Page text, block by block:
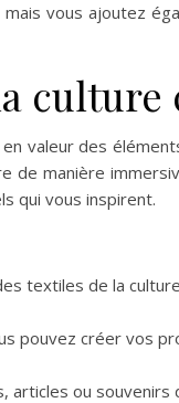
vous ajoutez
culture
valeur des
de manière
qui vous inspirent.
textiles de la
pouvez créer vos
articles ou souvenirs